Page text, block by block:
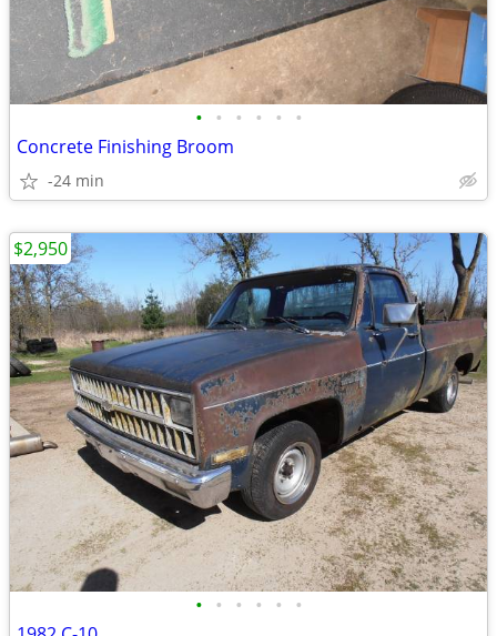
• • • • • •
Concrete Finishing Broom
-24 min
• • • • • •
$2,950